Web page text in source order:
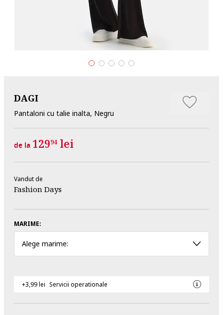
DAGI
Pantaloni cu talie inalta, Negru
de la 12994 lei
Vandut de
Fashion Days
MARIME:
Alege marime:
+3,99 lei Servicii operationale